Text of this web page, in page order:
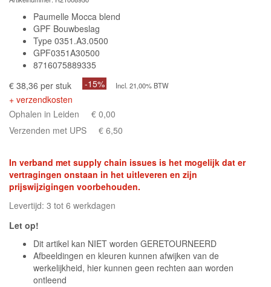
Paumelle Mocca blend
GPF Bouwbeslag
Type 0351.A3.0500
GPF0351A30500
8716075889335
€ 38,36 per stuk
-15% Incl. 21,00% BTW
+ verzendkosten
Ophalen in Leiden
€ 0,00
Verzenden met UPS
€ 6,50
In verband met supply chain issues is het mogelijk dat er
vertragingen onstaan in het uitleveren en zijn
prijswijzigingen voorbehouden.
Levertijd: 3 tot 6 werkdagen
Let op!
Dit artikel kan NIET worden GERETOURNEERD
Afbeeldingen en kleuren kunnen afwijken van de
werkelijkheid, hier kunnen geen rechten aan worden
ontleend